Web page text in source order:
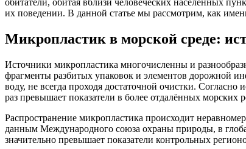
их поведении. В данной статье мы рассмотрим, как
Микропластик в морской среде:
Источники микропластика многочисленны и
фрагменты разбитых упаковок и элементов дорожной
воду, не всегда проходя достаточной очистки.
раз превышает показатели в более отдалённых морских
Распространение микропластика происходит
данным Международного союза охраны природы, в
значительно превышает показатели контрольных